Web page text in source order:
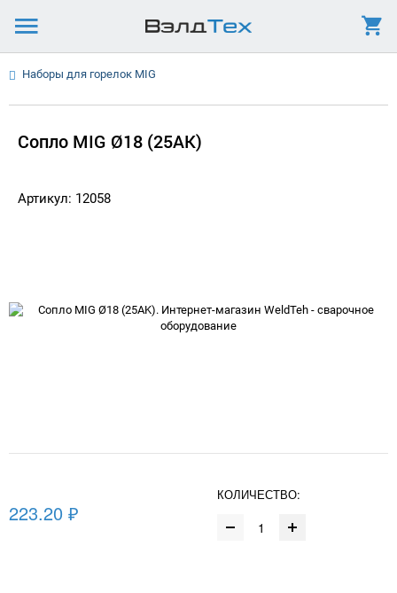
Наборы для горелок MIG
Сопло MIG Ø18 (25AK)
Артикул: 12058
223.20 ₽
КОЛИЧЕСТВО: